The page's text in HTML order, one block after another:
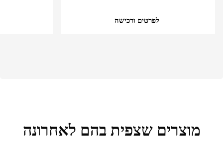
לפרטים ורכישה
מוצרים שצפית בהם לאחרונה